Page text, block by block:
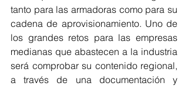
tanto para las armadoras como para su
cadena de aprovisionamiento. Uno de
los grandes retos para las empresas
medianas que abastecen a la industria
será comprobar su contenido regional,
a través de una documentación y